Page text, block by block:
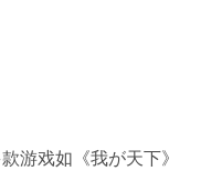
游戏如《我が天下》